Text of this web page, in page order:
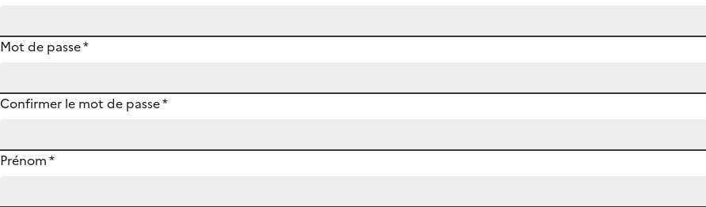
Mot de passe*
Confirmer le mot de passe*
Prénom*